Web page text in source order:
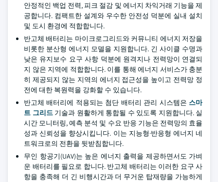
안정적인 백업 전력, 피크 절감 및 에너지 차익거래 기능을 제
공합니다. 컴팩트한 설계와 우수한 안전성 덕분에 실내 설치
및 도시 환경에 적합합니다.
반고체 배터리는 마이크로그리드와 커뮤니티 에너지 저장을
비롯한 분산형 에너지 모델을 지원합니다. 긴 사이클 수명과
낮은 유지보수 요구 사항 덕분에 원격지나 전력망이 연결되
지 않은 지역에 적합합니다. 이를 통해 에너지 서비스가 충분
히 제공되지 않는 지역의 에너지 접근성을 높이고 전력망 정
전에 대한 복원력을 강화할 수 있습니다.
반고체 배터리에 적용되는 첨단 배터리 관리 시스템은 스마
트 그리드기술과 원활하게 통합될 수 있도록 지원합니다. 실
시간 모니터링, 예측 분석 및 수요 반응 기능은 전력망의 효율
성과 신뢰성을 향상시킵니다. 이는 지능형·반응형 에너지 네
트워크로의 전환을 뒷받침합니다.
무인 항공기(UAV)는 높은 에너지 출력을 제공하면서도 가벼
운 배터리를 필요로 합니다. 반고체 배터리는 이러한 요구 사
항을 충족해 더 긴 비행시간과 더 무거운 탑재량을 가능하게